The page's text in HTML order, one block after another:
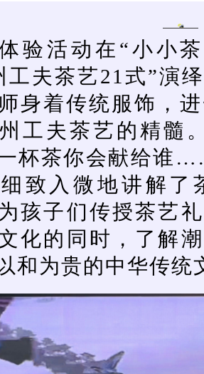
验活动在“小小
工夫茶艺21式”演
身着传统服饰，
工夫茶艺的精髓
杯茶你会献给谁
致入微地讲解了
孩子们传授茶艺
化的同时，了解
和为贵的中华传统